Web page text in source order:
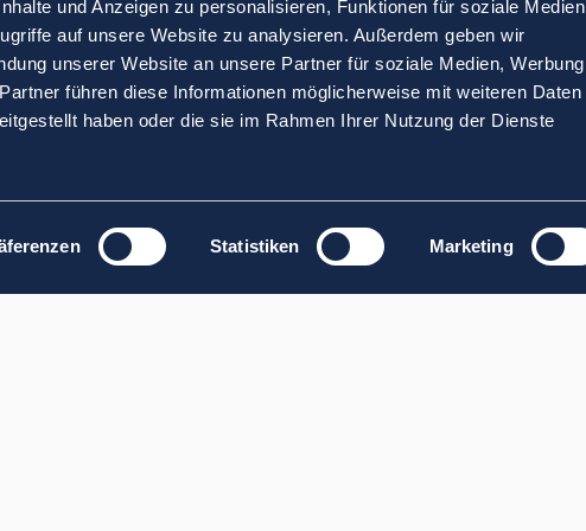
und Anzeigen zu personalisieren, Funktionen für soziale Medien
auf unsere Website zu analysieren. Außerdem geben wir
unserer Website an unsere Partner für soziale Medien, Werbung
führen diese Informationen möglicherweise mit weiteren Daten
haben oder die sie im Rahmen Ihrer Nutzung der Dienste
Statistiken Marketing